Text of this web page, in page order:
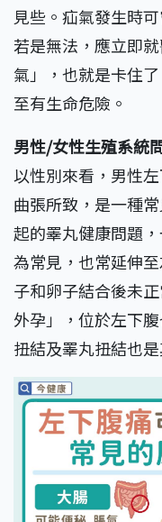
見些。疝氣發生時
若是無法，應立即
氣」，也就是卡住
至有生命危險。
男性/女性生殖系統
以性別來看，男性
曲張所致，是一種
起的睪丸健康問題
為常見，也常延伸
子和卵子結合後未
外孕」，位於左下
扭結及睪丸扭結也